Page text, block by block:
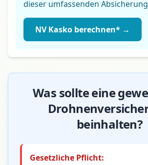
dieser umfassenden
NV Kasko berechnen* →
Was sollte eine
beinhalten?
Gesetzliche Pflicht: